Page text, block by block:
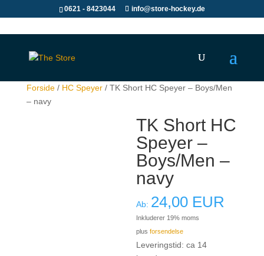
0621 - 8423044 info@store-hockey.de
Forside/ HC Speyer/ TK Short HC Speyer – Boys/Men
– navy
TK Short HC
Speyer –
Boys/Men –
navy
Ab: 24,00 EUR
Inkluderer 19% moms
plusforsendelse
Leveringstid: ca 14